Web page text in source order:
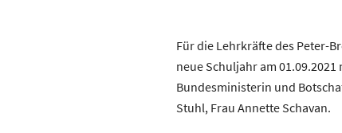
Für die Lehrkräfte des Peter-
neue Schuljahr am
Bundesministerin und
Stuhl, Frau Annette Schavan.